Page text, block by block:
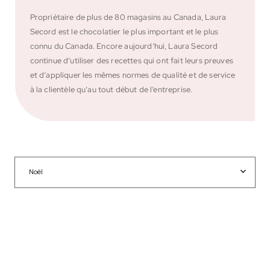
Propriétaire de plus de 80 magasins au Canada, Laura
Secord est le chocolatier le plus important et le plus
connu du Canada. Encore aujourd’hui, Laura Secord
continue d’utiliser des recettes qui ont fait leurs preuves
et d’appliquer les mêmes normes de qualité et de service
à la clientèle qu’au tout début de l’entreprise.
Noël